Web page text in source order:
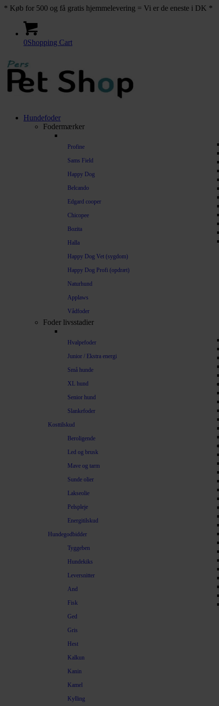
* Køb for 500 og få gratis hjemmelevering = Vi er de eneste i DK *
0Shopping Cart
Hundefoder
Fodermærker
Profine
Sams Field
Happy Dog
Belcando
Edgard cooper
Chicopee
Bozita
Halla
Happy Dog Vet (sygdom)
Happy Dog Profi (opdræt)
Naturhund
Applaws
Vådfoder
Foder livsstadier
Hvalpefoder
Junior / Ekstra energi
Små hunde
XL hund
Senior hund
Slankefoder
Kosttilskud
Beroligende
Led og brusk
Mave og tarm
Sunde olier
Lakseolie
Pelspleje
Energitilskud
Hundegodbidder
Tyggeben
Hundekiks
Leversnitter
And
Fisk
Ged
Gris
Hest
Kalkun
Kanin
Kamel
Kylling